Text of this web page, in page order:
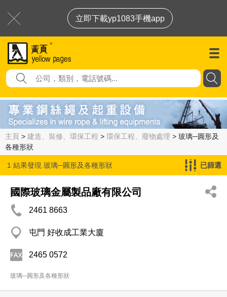
立即下載yp1083手機app
主頁 > 建造、裝修、環保工程 > 環保工程、廢物處理 > 玻璃─圓形及
各種形狀
1 結果發現 玻璃─圓形及各種形狀 已篩選
國際玻璃金屬製品廠有限公司
2461 8663
屯門 好收成工業大廈
2465 0572
玻璃─圓形及各種形狀